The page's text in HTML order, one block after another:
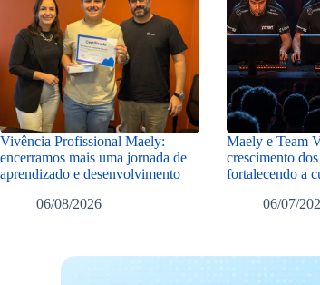
Vivência Profissional Maely:
encerramos mais uma jornada de
aprendizado e desenvolvimento
06/08/2026
Maely e Team
crescimento
fortalecendo a
06/07/